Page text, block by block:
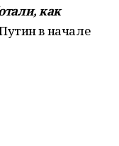
как
в начале